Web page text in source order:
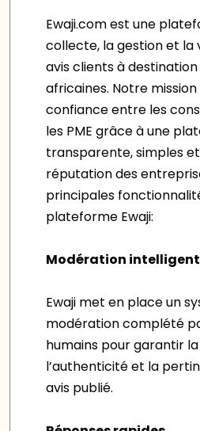
Ewaji.com est une
collecte, la gestion et la
avis clients à
africaines. Notre
confiance entre les
les PME grâce à une
transparente, simples
réputation des
principales
plateforme Ewaji:
Modération
Ewaji met en place un
modération complété
humains pour garantir
l’authenticité et la
avis publié.